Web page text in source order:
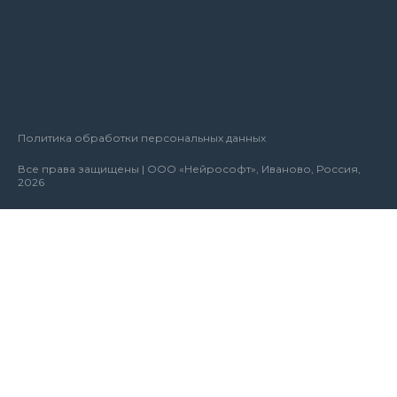
Все права защищены | ООО «Нейрософт», Иваново, Россия,
2026
Политика обработки персональных данных